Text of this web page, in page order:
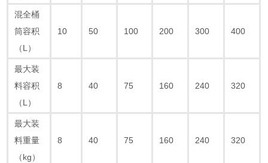
混全桶
筒容积
（L）
10 50 100 200 300 400
最大装
料容积
（L）
8 40 75 160 240 320
最大装
料重量
（kg）
8 40 75 160 240 320